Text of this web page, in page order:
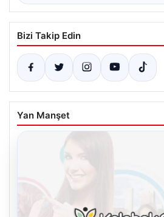
Bizi Takip Edin
Yan Manşet